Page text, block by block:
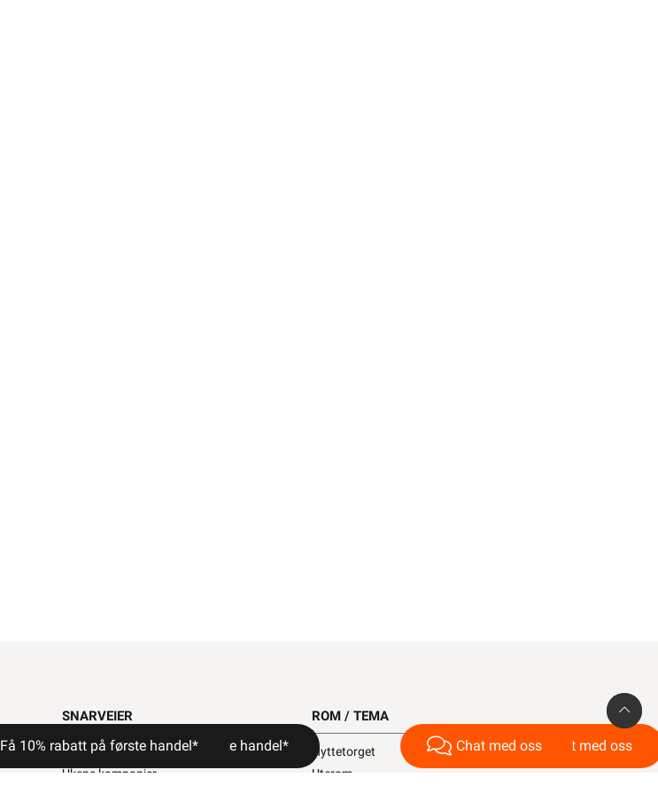
Få 10% rabatt på første handel* Chat med oss
SNARVEIER
Min side
Ukens kampanjer
ROM / TEMA
Hyttetorget
Uterom
Få 10% rabatt på første handel* Chat med oss